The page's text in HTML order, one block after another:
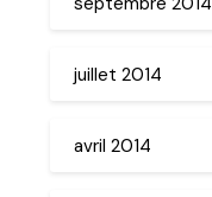
juillet 2014
avril 2014